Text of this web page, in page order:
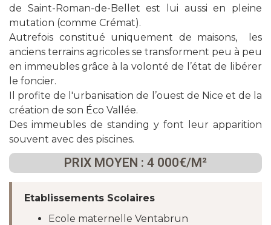
de Saint-Roman-de-Bellet est lui aussi en pleine
mutation (comme Crémat).
Autrefois constitué uniquement de maisons,
les
anciens terrains agricoles se transforment peu à peu
en immeubles grâce à la volonté de l’état de libérer
le foncier.
Il profite de l'urbanisation de l’ouest de Nice et de la
création de son Éco Vallée.
Des immeubles de standing y font leur apparition
souvent avec des piscines.
PRIX MOYEN : 4 000€/M²
Etablissements Scolaires
Ecole maternelle Ventabrun